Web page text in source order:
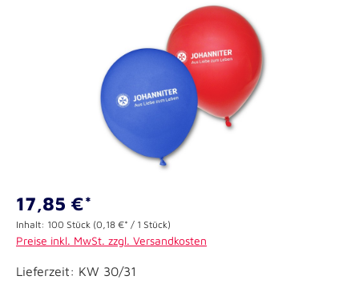
17,85 €*
Inhalt: 100 Stück (0,18 €* / 1 Stück)
Preise inkl. MwSt. zzgl. Versandkosten
Lieferzeit: KW 30/31